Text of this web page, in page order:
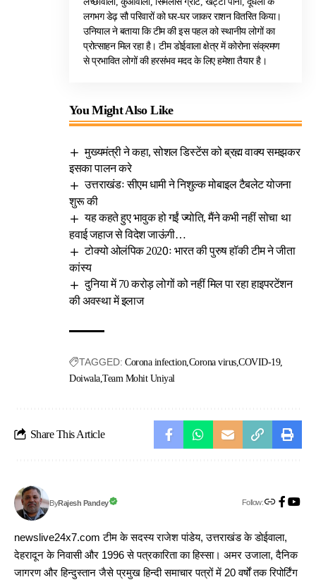
लगभग डेढ़ सौ परिवारों को घर-घर जाकर राशन वितरित किया।
उनियाल ने बताया कि टीम की इस पहल को स्थानीय लोगों का
प्रोत्साहन मिल रहा है। टीम डोईवाला क्षेत्र में कोरोना संक्रमण
से प्रभावित लोगों की हरसंभव मदद के लिए हमेशा तैयार है।
You Might Also Like
मुख्यमंत्री ने कहा, सोशल डिस्टेंस को ब्रह्म वाक्य समझकर
इसका पालन करे
उत्तराखंडः सीएम धामी ने निशुल्क मोबाइल टैबलेट योजना
शुरू की
यह कहते हुए भावुक हो गईं ज्योति, मैंने कभी नहीं सोचा था
हवाई जहाज से विदेश जाऊंगी…
टोक्यो ओलंपिक 2020ः भारत की पुरुष हॉकी टीम ने जीता
कांस्य
दुनिया में 70 करोड़ लोगों को नहीं मिल पा रहा हाइपरटेंशन
की अवस्था में इलाज
TAGGED: Corona infection Corona virus COVID-19
Doiwala Team Mohit Uniyal
Share This Article
ByRajesh Pandey Follow:
newslive24x7.com टीम के सदस्य राजेश पांडेय, उत्तराखंड के डोईवाला,
देहरादून के निवासी और 1996 से पत्रकारिता का हिस्सा। अमर उजाला, दैनिक
जागरण और हिन्दुस्तान जैसे प्रमुख हिन्दी समाचार पत्रों में 20 वर्षों तक रिपोर्टिंग